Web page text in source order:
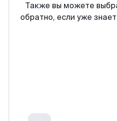
Также вы можете
обратно, если уже